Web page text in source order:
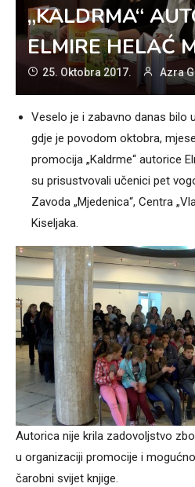
„KALDRMA“
ELMIRE HELAĆ
25. Oktobra 2017. Azra
Veselo je i zabavno danas bilo
gdje je povodom oktobra,
promocija „Kaldrme“ autorice
su prisustvovali učenici pet
Zavoda „Mjedenica“, Centra
Kiseljaka.
Autorica nije krila zadovoljstvo
u organizaciji promocije i
čarobni svijet knjige.